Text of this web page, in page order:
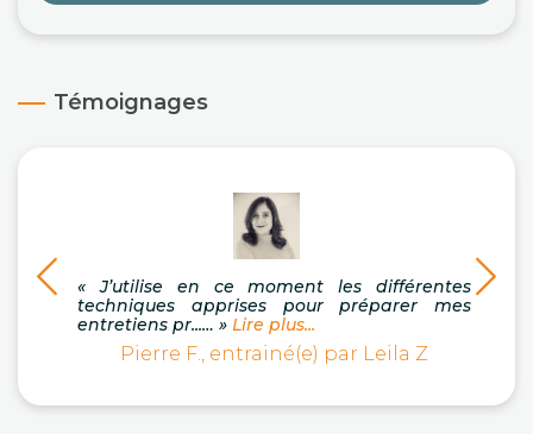
Témoignages
« J’utilise en ce moment les différentes
techniques apprises pour préparer mes
entretiens pr...… » Lire plus...
Pierre F., entrainé(e) par Leila Z
«